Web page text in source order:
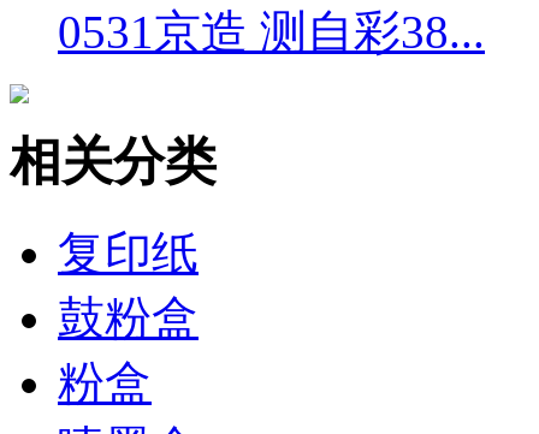
0531京造 测自彩38...
相关分类
复印纸
鼓粉盒
粉盒